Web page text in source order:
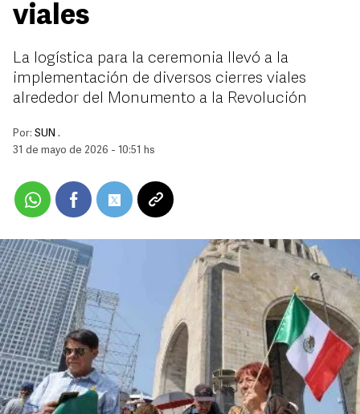
viales
La logística para la ceremonia llevó a la
implementación de diversos cierres viales
alrededor del Monumento a la Revolución
Por: SUN .
31 de mayo de 2026 - 10:51 hs